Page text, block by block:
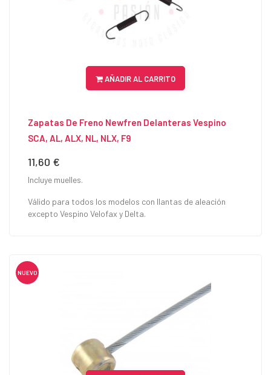
AÑADIR AL CARRITO
Zapatas De Freno Newfren Delanteras Vespino
SCA, AL, ALX, NL, NLX, F9
Precio
11,60 €
Incluye muelles.
Válido para todos los modelos con llantas de aleación
excepto Vespino Velofax y Delta.
NUEVO